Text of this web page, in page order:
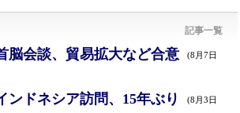
記事一覧
脳会談、貿易拡大など合意 (8月7日
ンドネシア訪問、15年ぶり (8月3日